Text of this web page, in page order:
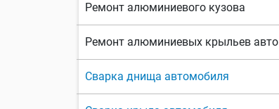
Ремонт алюминиевого кузова
Ремонт алюминиевых крыльев авто
Сварка днища автомобиля